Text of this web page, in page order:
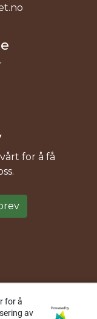
for å få
for å
av
Powered by